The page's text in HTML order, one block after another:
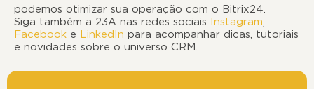
podemos otimizar sua operação com o Bitrix24.
Siga também a 23A nas redes sociais
Instagram,
Facebook e LinkedIn para acompanhar dicas, tutoriais
e novidades sobre o universo CRM.